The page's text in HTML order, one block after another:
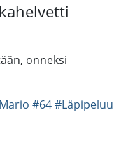
onneksi
#64#Läpipeluu